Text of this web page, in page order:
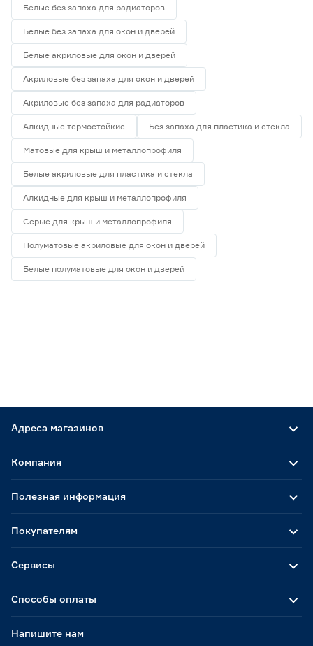
Белые без запаха для радиаторов
Белые без запаха для окон и дверей
Белые акриловые для окон и дверей
Акриловые без запаха для окон и дверей
Акриловые без запаха для радиаторов
Алкидные термостойкие Без запаха для пластика и стекла
Матовые для крыш и металлопрофиля
Белые акриловые для пластика и стекла
Алкидные для крыш и металлопрофиля
Серые для крыш и металлопрофиля
Полуматовые акриловые для окон и дверей
Белые полуматовые для окон и дверей
Адреса магазинов
Способы оплаты
Компания
Полезная информация
Покупателям
Сервисы
Напишите нам